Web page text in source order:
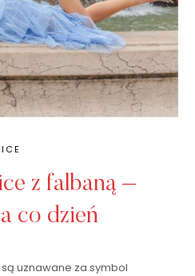
z falbaną –
co dzień
uznawane za symbol